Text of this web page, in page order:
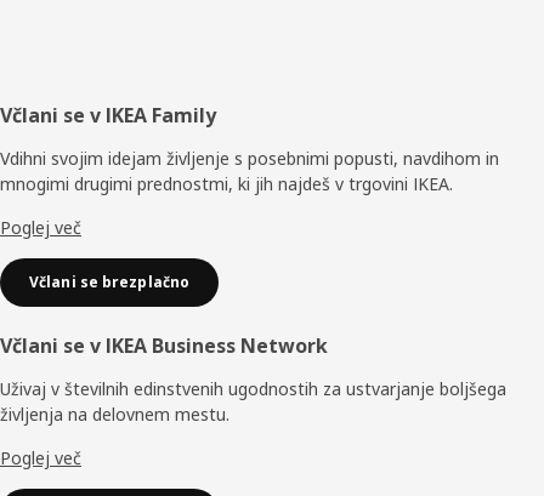
Noga
Včlani se v IKEA Family
Vdihni svojim idejam življenje s posebnimi popusti, navdihom in
mnogimi drugimi prednostmi, ki jih najdeš v trgovini IKEA.
Poglej več
Včlani se brezplačno
Včlani se v IKEA Business Network
Uživaj v številnih edinstvenih ugodnostih za ustvarjanje boljšega
življenja na delovnem mestu.
Poglej več